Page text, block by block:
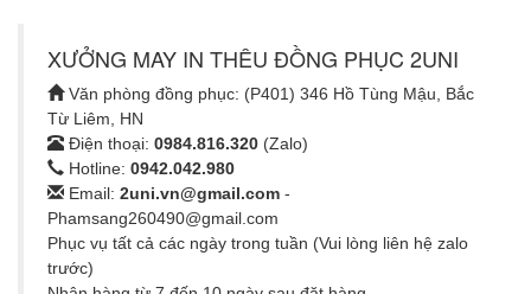
XƯỞNG MAY IN THÊU ĐỒNG PHỤC 2UNI
Văn phòng đồng phục: (P401) 346 Hồ Tùng Mậu, Bắc
Từ Liêm, HN
Điện thoại: 0984.816.320 (Zalo)
Hotline: 0942.042.980
Email: 2uni.vn@gmail.com -
Phamsang260490@gmail.com
Phục vụ tất cả các ngày trong tuần (Vui lòng liên hệ zalo
trước)